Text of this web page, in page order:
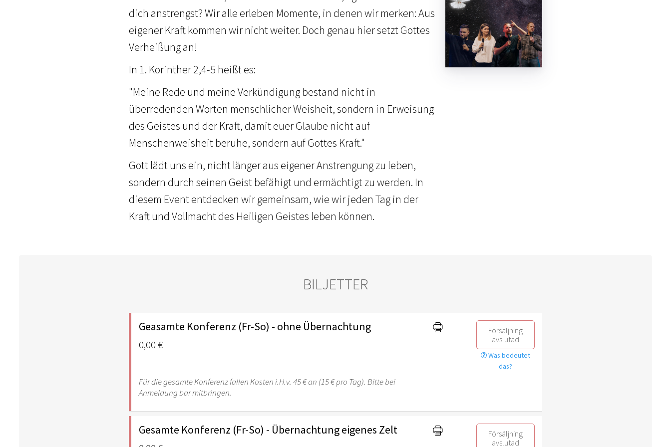
dich anstrengst? Wir alle erleben Momente, in denen wir merken: Aus
eigener Kraft kommen wir nicht weiter. Doch genau hier setzt Gottes
Verheißung an!
In 1. Korinther 2,4-5 heißt es:
"Meine Rede und meine Verkündigung bestand nicht in
überredenden Worten menschlicher Weisheit, sondern in Erweisung
des Geistes und der Kraft, damit euer Glaube nicht auf
Menschenweisheit beruhe, sondern auf Gottes Kraft."
Gott lädt uns ein, nicht länger aus eigener Anstrengung zu leben,
sondern durch seinen Geist befähigt und ermächtigt zu werden. In
diesem Event entdecken wir gemeinsam, wie wir jeden Tag in der
Kraft und Vollmacht des Heiligen Geistes leben können.
BILJETTER
Geasamte Konferenz (Fr-So) - ohne Übernachtung
0,00 €
Försäljning
avslutad
Was bedeutet
das?
Für die gesamte Konferenz fallen Kosten i.H.v. 45 € an (15 € pro Tag). Bitte bei
Anmeldung bar mitbringen.
Gesamte Konferenz (Fr-So) - Übernachtung eigenes Zelt
Försäljning
avslutad